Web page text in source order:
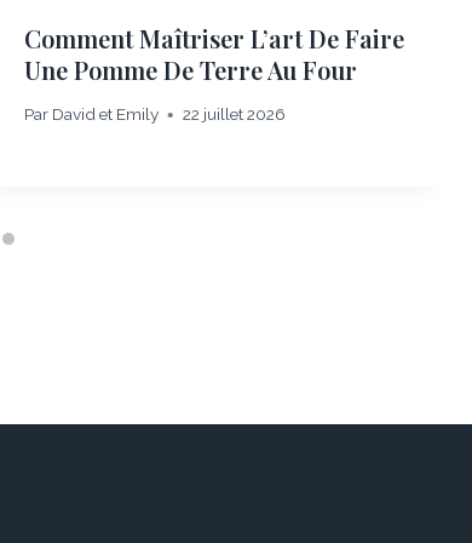
Comment Maîtriser L’art De Faire
Une Pomme De Terre Au Four
Par David et Emily 22 juillet 2026